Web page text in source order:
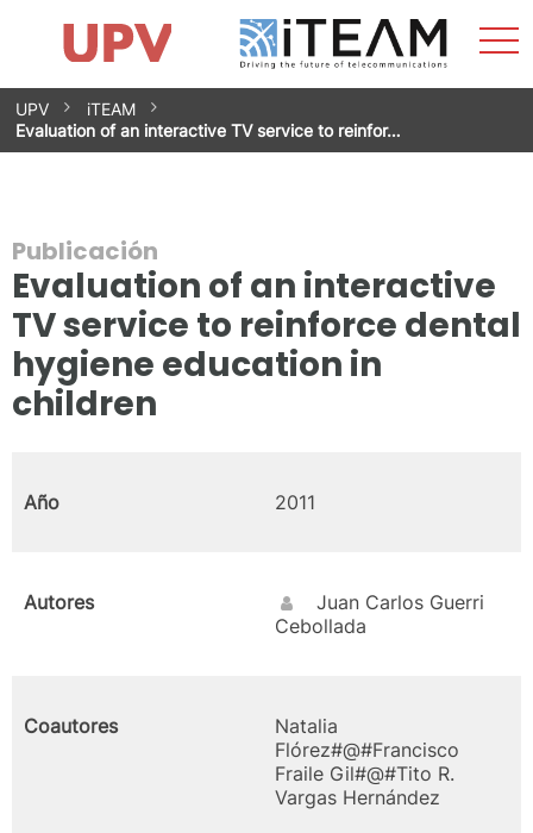
Saltar
contenido
Impacto
Grupos de investigación
Instalaciones
Spin-offs
Contacto
Prácticas
Noticias
Unidad de Igualdad
UPV
iTEAM
Evaluation of an interactive TV service to reinfor…
Publicación
Evaluation of an interactive
TV service to reinforce dental
hygiene education in
children
Año 2011
Autores
Juan Carlos Guerri
Cebollada
Coautores
Natalia
Flórez#@#Francisco
Fraile Gil#@#Tito R.
Vargas Hernández